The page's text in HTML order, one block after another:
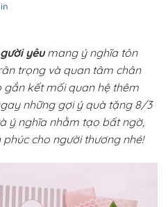
yêumang ý nghĩa tôn
trọng và quan tâm chân
gắn kết mối quan hệ thêm
những gợi ý quà tặng 8/3
ý nghĩa nhằm tạo bất ngờ,
cho người thương nhé!